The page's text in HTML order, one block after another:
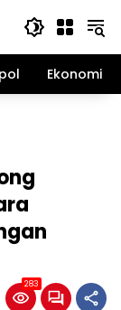
Ekonomi
283